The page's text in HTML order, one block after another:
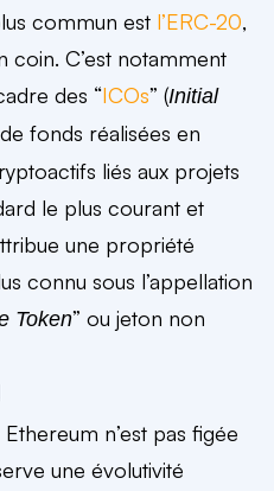
commun est l’ERC-20,
coin. C’est notamment
des “ICOs” (Initial
fonds réalisées en
liés aux projets
le plus courant et
une propriété
connu sous l’appellation
Token” ou jeton non
Ethereum n’est pas figée
une évolutivité